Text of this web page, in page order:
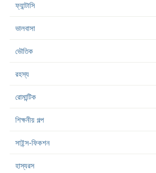
ফ্যান্টাসি
ভালবাসা
ভৌতিক
রহস্য
রোমান্টিক
শিক্ষনীয় গল্প
সাইন্স-ফিকশন
হাস্যরস